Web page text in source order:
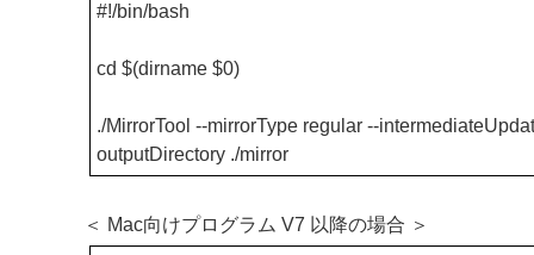
#!/bin/bash
cd $(dirname $0)
./MirrorTool --mirrorType regular --
outputDirectory ./mirror
＜ Mac向けプログラム V7 以降の場合 ＞